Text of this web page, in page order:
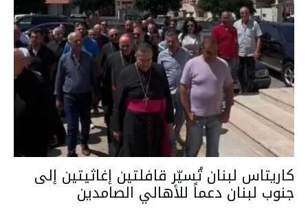
كاريتاس لبنان تُسيّر قافلتين إغاثيتين إلى
جنوب لبنان دعماً للأهالي الصامدين